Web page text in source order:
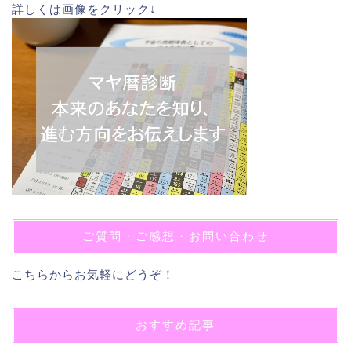
詳しくは画像をクリック↓
ご質問・ご感想・お問い合わせ
こちらからお気軽にどうぞ！
おすすめ記事